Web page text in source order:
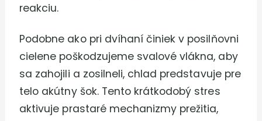
reakciu.
Podobne ako pri dvíhaní činiek v posilňovni
cielene poškodzujeme svalové vlákna, aby
sa zahojili a zosilneli, chlad predstavuje pre
telo akútny šok. Tento krátkodobý stres
aktivuje prastaré mechanizmy prežitia,